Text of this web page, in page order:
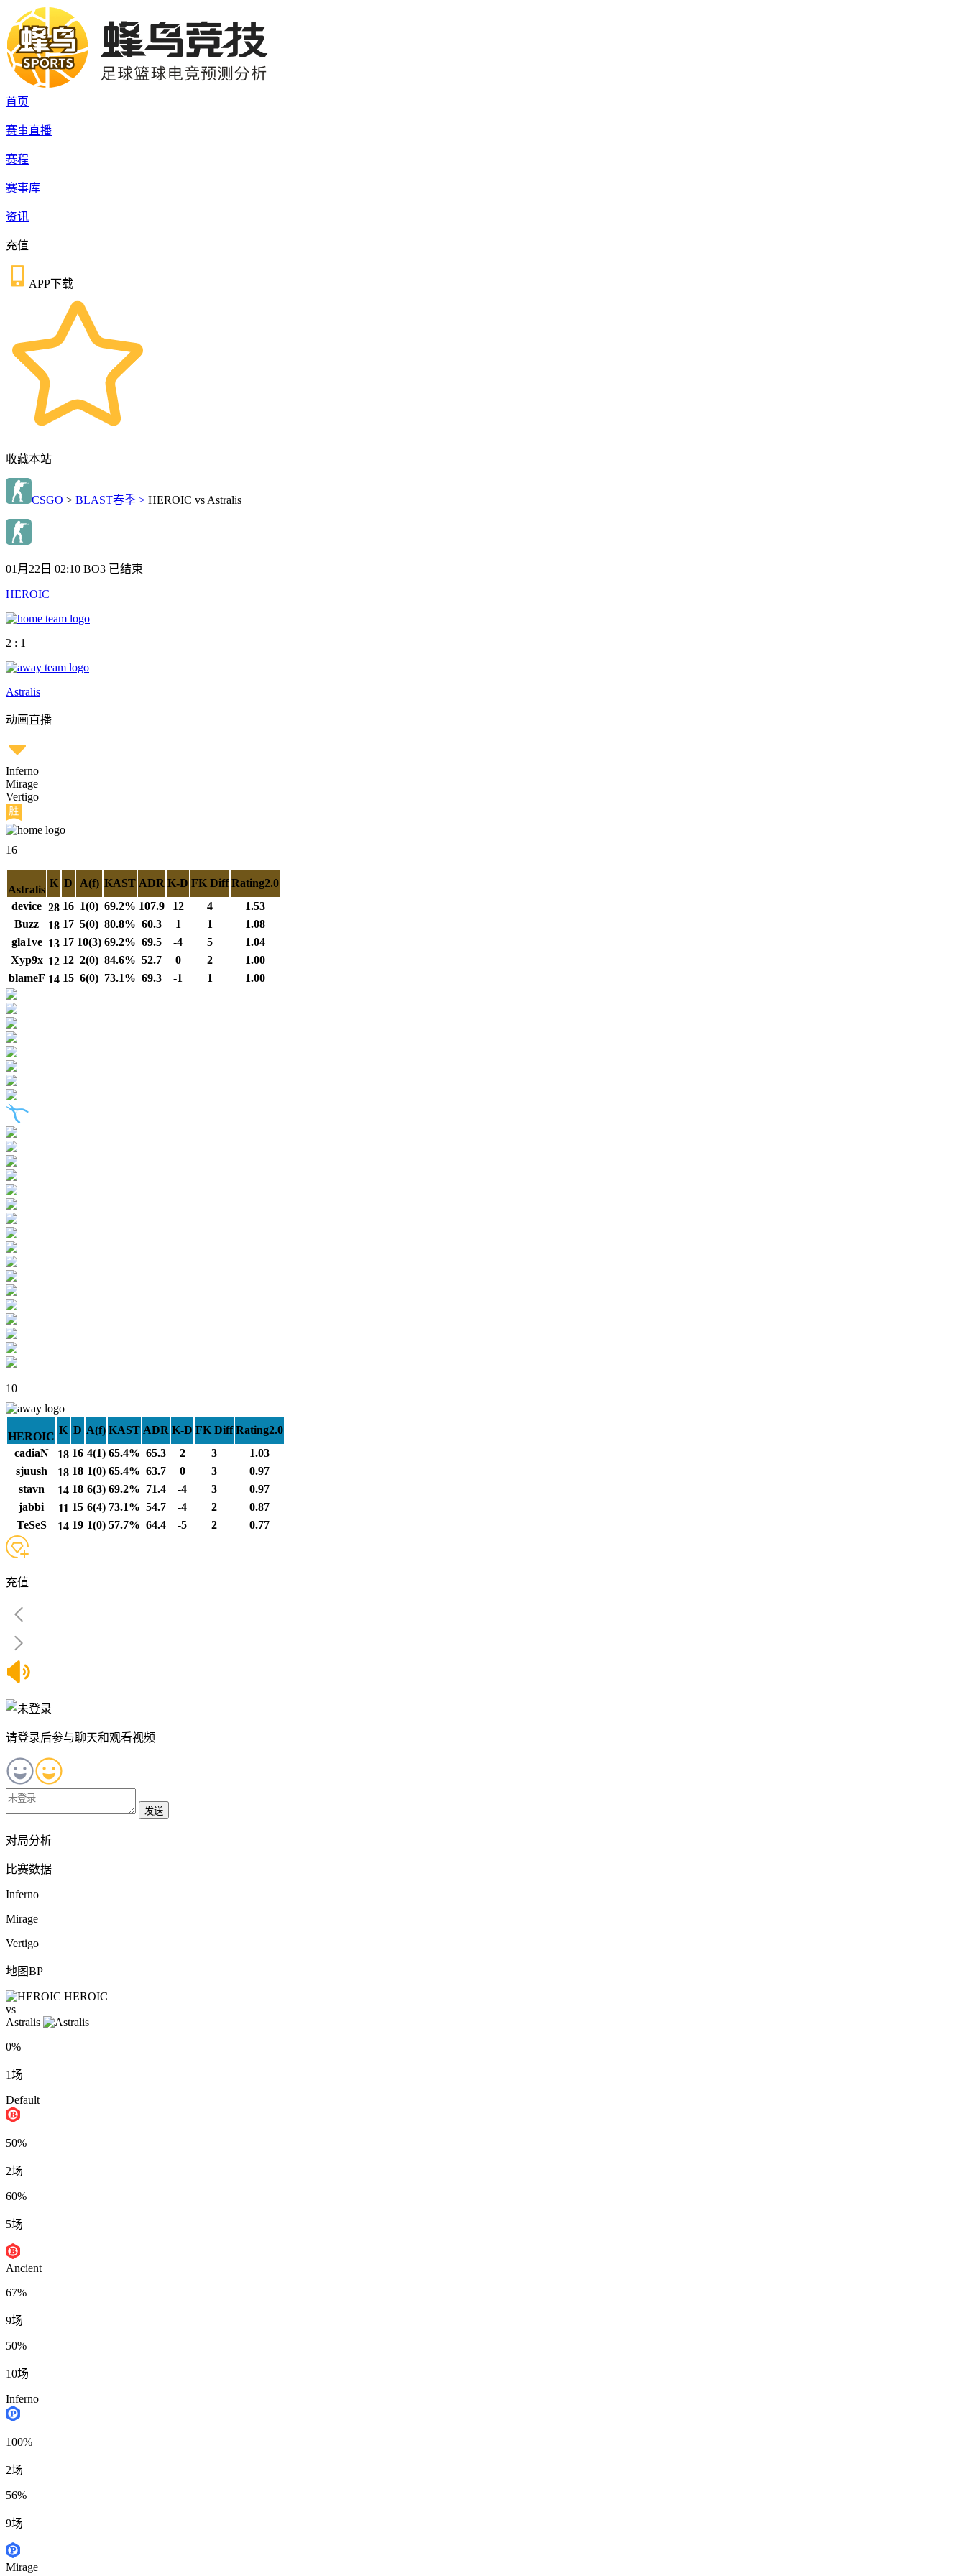
首页
赛事直播
赛程
赛事库
资讯
充值
APP下载
收藏本站
CSGO > BLAST春季 > HEROIC vs Astralis
01月22日 02:10 BO3 已结束
HEROIC
2 : 1
Astralis
动画直播
Inferno
Mirage
Vertigo
16
Astralis
K D A(f) KAST ADR K-D FK Diff Rating2.0
device 28 16 1(0) 69.2% 107.9 12 4
1.53
Buzz
18 17 5(0) 80.8% 60.3 1 1
1.08
gla1ve 13 17 10(3) 69.2% 69.5 -4 5
1.04
Xyp9x 12 12 2(0) 84.6% 52.7 0 2
1.00
blameF 14 15 6(0) 73.1% 69.3 -1 1 1.00
10
HEROIC
K D A(f) KAST ADR K-D FK Diff Rating2.0
cadiaN
18 16 4(1) 65.4% 65.3 2 3
1.03
sjuush
18 18 1(0) 65.4% 63.7 0 3
0.97
stavn
14 18 6(3) 69.2% 71.4 -4 3
0.97
jabbi
11 15 6(4) 73.1% 54.7 -4 2
0.87
TeSeS
14 19 1(0) 57.7% 64.4 -5 2 0.77
充值
请登录后参与聊天和观看视频
发送
对局分析
比赛数据
Inferno
Mirage
Vertigo
地图BP
HEROIC
vs
Astralis
0%
1场
Default
50%
2场
60%
5场
Ancient
67%
9场
50%
10场
Inferno
100%
2场
56%
9场
Mirage